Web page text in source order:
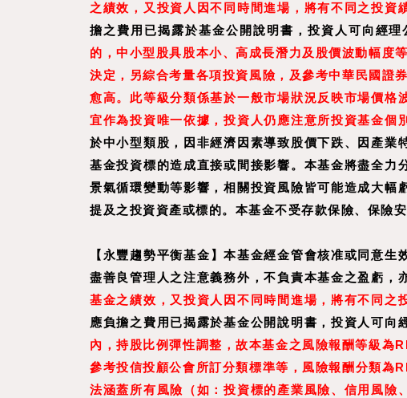
之績效，又投資人因不同時間進場，將有不同之投資
擔之費用已揭露於基金公開說明書，投資人可向經
的，中小型股具股本小、高成長潛力及股價波動幅度
決定，另綜合考量各項投資風險，及參考中華民國證
愈高。此等級分類係基於一般市場狀況反映市場價
宜作為投資唯一依據，投資人仍應注意所投資基金個
於中小型類股，因非經濟因素導致股價下跌、因產
基金投資標的造成直接或間接影響。本基金將盡全
景氣循環變動等影響，相關投資風險皆可能造成大
提及之投資資產或標的。本基金不受存款保險、保險
【永豐趨勢平衡基金 】本基金經金管會核准或同意生
盡善良管理人之注意義務外，不負責本基金之盈虧，
基金之績效，又投資人因不同時間進場，將有不同
應負擔之費用已揭露於基金公開說明書，投資人可向
內，持股比例彈性調整，故本基金之風險報酬等級為
參考投信投顧公會所訂分類標準等，風險報酬分類為
法涵蓋所有風險（如：投資標的產業風險、信用風險